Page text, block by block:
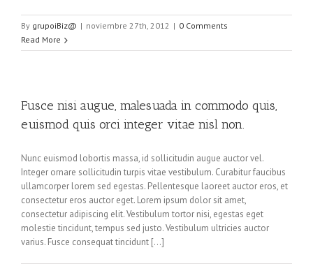
By grupoiBiz@ | noviembre 27th, 2012 | 0 Comments
Read More
Fusce nisi augue, malesuada in commodo quis,
euismod quis orci integer vitae nisl non.
Nunc euismod lobortis massa, id sollicitudin augue auctor vel.
Integer ornare sollicitudin turpis vitae vestibulum. Curabitur faucibus
ullamcorper lorem sed egestas. Pellentesque laoreet auctor eros, et
consectetur eros auctor eget. Lorem ipsum dolor sit amet,
consectetur adipiscing elit. Vestibulum tortor nisi, egestas eget
molestie tincidunt, tempus sed justo. Vestibulum ultricies auctor
varius. Fusce consequat tincidunt […]